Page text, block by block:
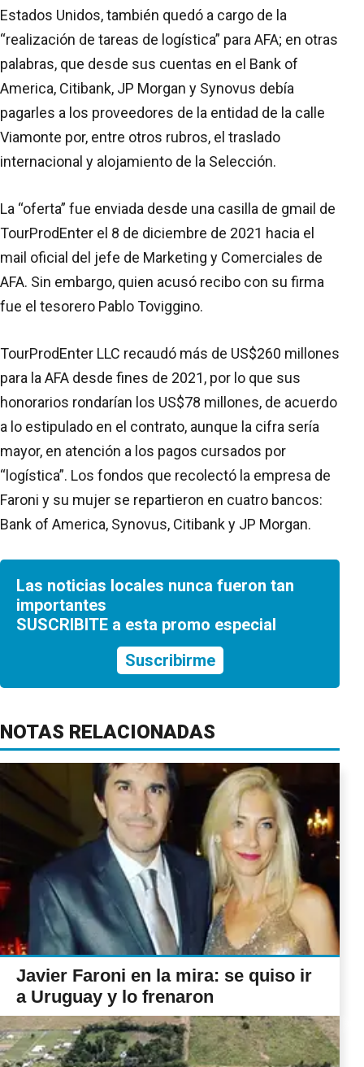
Estados Unidos, también quedó a cargo de la
“realización de tareas de logística” para AFA; en otras
palabras, que desde sus cuentas en el Bank of
America, Citibank, JP Morgan y Synovus debía
pagarles a los proveedores de la entidad de la calle
Viamonte por, entre otros rubros, el traslado
internacional y alojamiento de la Selección.
La “oferta” fue enviada desde una casilla de gmail de
TourProdEnter el 8 de diciembre de 2021 hacia el
mail oficial del jefe de Marketing y Comerciales de
AFA. Sin embargo, quien acusó recibo con su firma
fue el tesorero Pablo Toviggino.
TourProdEnter LLC recaudó más de US$260 millones
para la AFA desde fines de 2021, por lo que sus
honorarios rondarían los US$78 millones, de acuerdo
a lo estipulado en el contrato, aunque la cifra sería
mayor, en atención a los pagos cursados por
“logística”. Los fondos que recolectó la empresa de
Faroni y su mujer se repartieron en cuatro bancos:
Bank of America, Synovus, Citibank y JP Morgan.
Las noticias locales nunca fueron tan
importantes
SUSCRIBITE a esta promo especial
Suscribirme
NOTAS RELACIONADAS
Javier Faroni en la mira: se quiso ir
a Uruguay y lo frenaron